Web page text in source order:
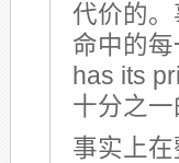
代价的
命中的
has its
十分之一
事实上